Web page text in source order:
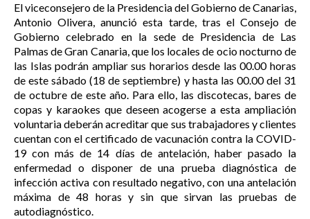
El viceconsejero de la Presidencia del Gobierno de Canarias,
Antonio Olivera, anunció esta tarde, tras el Consejo de
Gobierno celebrado en la sede de Presidencia de Las
Palmas de Gran Canaria, que los locales de ocio nocturno de
las Islas podrán ampliar sus horarios desde las 00.00 horas
de este sábado (18 de septiembre) y hasta las 00.00 del 31
de octubre de este año. Para ello, las discotecas, bares de
copas y karaokes que deseen acogerse a esta ampliación
voluntaria deberán acreditar que sus trabajadores y clientes
cuentan con el certificado de vacunación contra la COVID-
19 con más de 14 días de antelación, haber pasado la
enfermedad o disponer de una prueba diagnóstica de
infección activa con resultado negativo, con una antelación
máxima de 48 horas y sin que sirvan las pruebas de
autodiagnóstico.